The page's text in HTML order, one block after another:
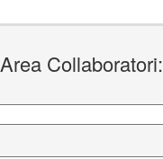
Area Collaboratori: